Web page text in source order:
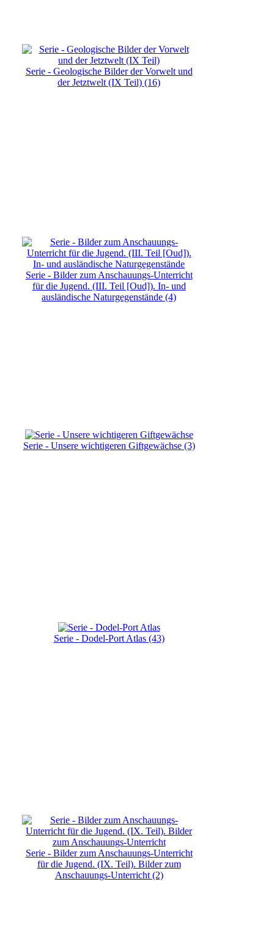
Serie - Geologische Bilder der Vorwelt und
der Jetztwelt (IX Teil) (16)
Serie - Bilder zum Anschauungs-Unterricht
für die Jugend. (III. Teil [Oud]). In- und
ausländische Naturgegenstände (4)
Serie - Unsere wichtigeren Giftgewächse (3)
Serie - Dodel-Port Atlas (43)
Serie - Bilder zum Anschauungs-Unterricht
für die Jugend. (IX. Teil). Bilder zum
Anschauungs-Unterricht (2)